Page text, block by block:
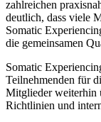
zahlreichen
deutlich, dass viele
Somatic
die gemeinsamen
Somatic
Teilnehmenden für
Mitglieder weiterhin
Richtlinien und